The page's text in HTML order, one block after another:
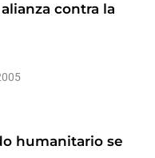
alianza contra la
humanitario se